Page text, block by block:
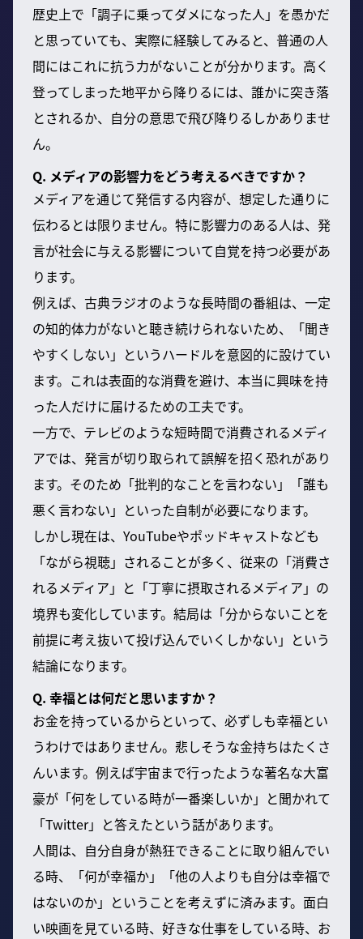
歴史上で「調子に乗ってダメになった人」を愚かだ
と思っていても、実際に経験してみると、普通の人
間にはこれに抗う力がないことが分かります。高く
登ってしまった地平から降りるには、誰かに突き落
とされるか、自分の意思で飛び降りるしかありませ
ん。
Q. メディアの影響力をどう考えるべきですか？
メディアを通じて発信する内容が、想定した通りに
伝わるとは限りません。特に影響力のある人は、発
言が社会に与える影響について自覚を持つ必要があ
ります。
例えば、古典ラジオのような長時間の番組は、一定
の知的体力がないと聴き続けられないため、「聞き
やすくしない」というハードルを意図的に設けてい
ます。これは表面的な消費を避け、本当に興味を持
った人だけに届けるための工夫です。
一方で、テレビのような短時間で消費されるメディ
アでは、発言が切り取られて誤解を招く恐れがあり
ます。そのため「批判的なことを言わない」「誰も
悪く言わない」といった自制が必要になります。
しかし現在は、YouTubeやポッドキャストなども
「ながら視聴」されることが多く、従来の「消費さ
れるメディア」と「丁寧に摂取されるメディア」の
境界も変化しています。結局は「分からないことを
前提に考え抜いて投げ込んでいくしかない」という
結論になります。
Q. 幸福とは何だと思いますか？
お金を持っているからといって、必ずしも幸福とい
うわけではありません。悲しそうな金持ちはたくさ
んいます。例えば宇宙まで行ったような著名な大富
豪が「何をしている時が一番楽しいか」と聞かれて
「Twitter」と答えたという話があります。
人間は、自分自身が熱狂できることに取り組んでい
る時、「何が幸福か」「他の人よりも自分は幸福で
はないのか」ということを考えずに済みます。面白
い映画を見ている時、好きな仕事をしている時、お